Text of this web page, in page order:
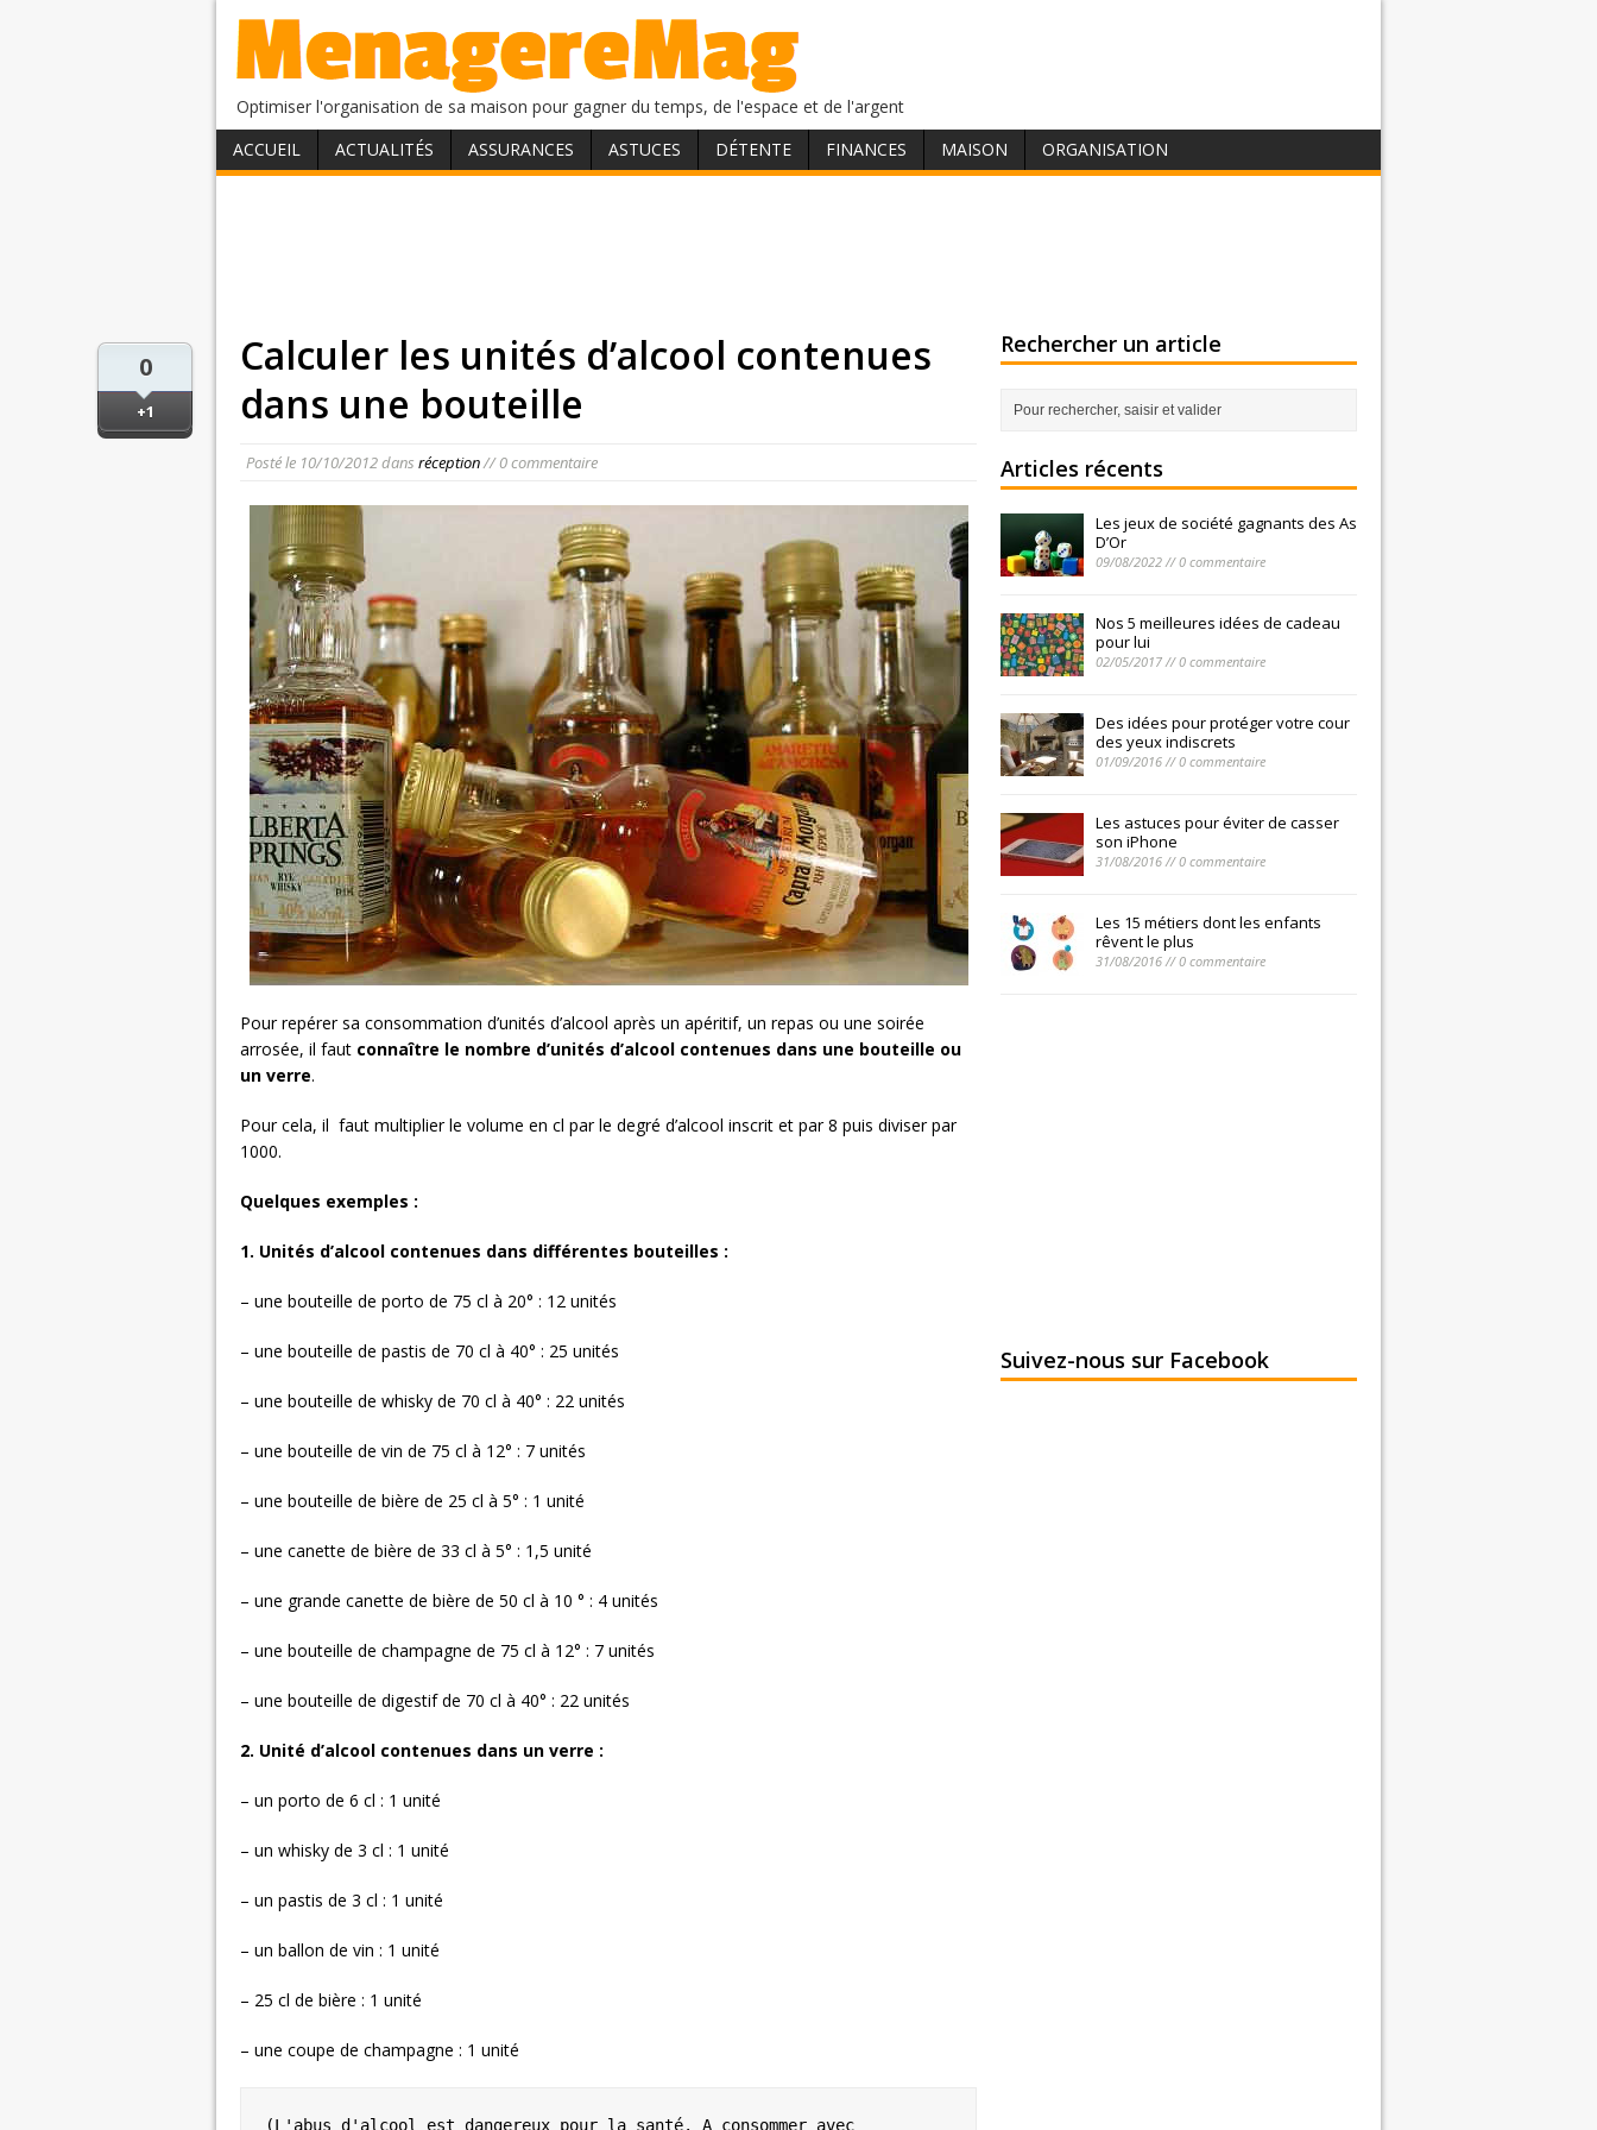
Optimiser l'organisation de sa maison pour gagner du temps, de l'espace et de l'argent
ACCUEIL
ACTUALITÉS ASSURANCES ASTUCES DÉTENTE FINANCES MAISON ORGANISATION
0
+1
Calculer les unités d’alcool contenues
dans une bouteille
Posté le 10/10/2012dans réception// 0 commentaire
Pour repérer sa consommation d’unités d’alcool après un apéritif, un repas ou une soirée
arrosée, il faut connaître le nombre d’unités d’alcool contenues dans une bouteille ou
un verre.
Pour cela, il faut multiplier le volume en cl par le degré d’alcool inscrit et par 8 puis diviser par
1000.
Quelques exemples :
1. Unités d’alcool contenues dans différentes bouteilles :
– une bouteille de porto de 75 cl à 20° : 12 unités
– une bouteille de pastis de 70 cl à 40° : 25 unités
– une bouteille de whisky de 70 cl à 40° : 22 unités
– une bouteille de vin de 75 cl à 12° : 7 unités
– une bouteille de bière de 25 cl à 5° : 1 unité
– une canette de bière de 33 cl à 5° : 1,5 unité
– une grande canette de bière de 50 cl à 10 ° : 4 unités
– une bouteille de champagne de 75 cl à 12° : 7 unités
– une bouteille de digestif de 70 cl à 40° : 22 unités
2. Unité d’alcool contenues dans un verre :
– un porto de 6 cl : 1 unité
– un whisky de 3 cl : 1 unité
– un pastis de 3 cl : 1 unité
– un ballon de vin : 1 unité
– 25 cl de bière : 1 unité
– une coupe de champagne : 1 unité
(L'abus d'alcool est dangereux pour la santé. A consommer avec
Rechercher un article
Articles récents
Les jeux de société gagnants des As
D’Or
09/08/2022 // 0 commentaire
Nos 5 meilleures idées de cadeau
pour lui
02/05/2017 // 0 commentaire
Des idées pour protéger votre cour
des yeux indiscrets
01/09/2016 // 0 commentaire
Les astuces pour éviter de casser
son iPhone
31/08/2016 // 0 commentaire
Les 15 métiers dont les enfants
rêvent le plus
31/08/2016 // 0 commentaire
Suivez-nous sur Facebook